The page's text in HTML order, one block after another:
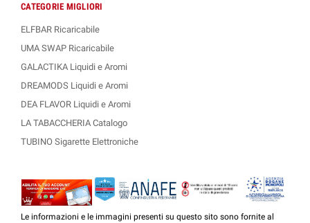
CATEGORIE MIGLIORI
ELFBAR Ricaricabile
UMA SWAP Ricaricabile
GALACTIKA Liquidi e Aromi
DREAMODS Liquidi e Aromi
DEA FLAVOR Liquidi e Aromi
LA TABACCHERIA Catalogo
TUBINO Sigarette Elettroniche
Le informazioni e le immagini presenti su questo sito sono fornite al